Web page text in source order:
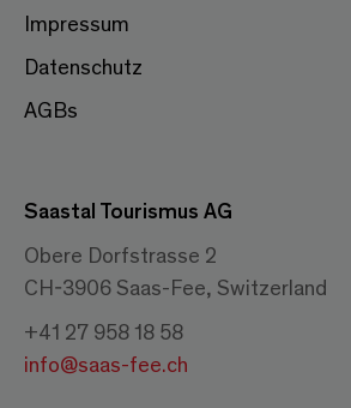
Impressum
Datenschutz
AGBs
Saastal Tourismus AG
Obere Dorfstrasse 2
CH-3906 Saas-Fee, Switzerland
+41 27 958 18 58
info@saas-fee.ch